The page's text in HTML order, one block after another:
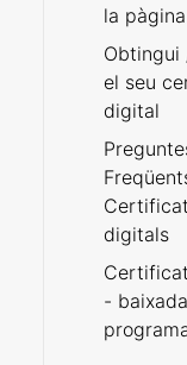
la pàgina
Obtingui
el seu
digital
digitals
-